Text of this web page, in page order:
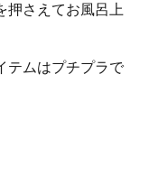
押さえてお風呂上
テムはプチプラで